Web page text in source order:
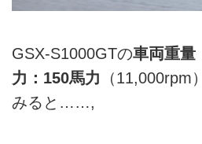
GSX-S1000GTの車両重量
力：150馬力 （11,000rpm
みると……,